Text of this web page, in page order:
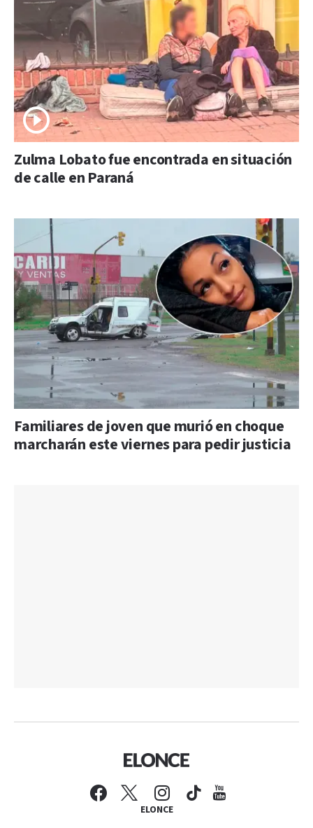
Zulma Lobato fue encontrada en situación
de calle en Paraná
Familiares de joven que murió en choque
marcharán este viernes para pedir justicia
ELONCE